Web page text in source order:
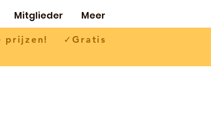
Mitglieder Meer
prijzen! ✓Gratis